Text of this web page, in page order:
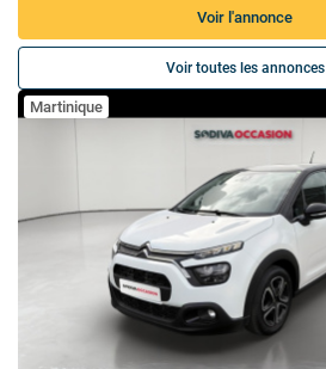
Voir l'annonce
Voir toutes les annonces
Martinique